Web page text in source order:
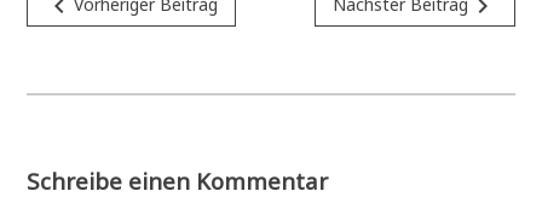
navigate_before navigate_next
Schreibe einen Kommentar